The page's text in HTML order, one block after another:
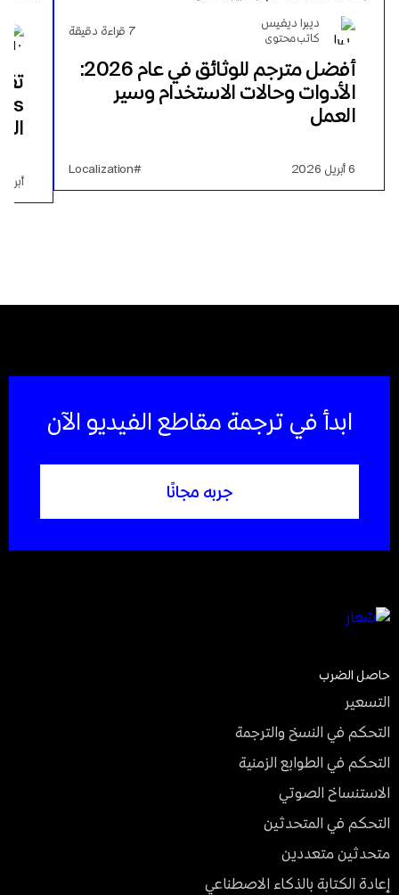
ديبرا ديفيس
كاتب محتوى
7 قراءة دقيقة
أفضل مترجم للوثائق في عام 2026:
الأدوات وحالات الاستخدام وسير
العمل
6 أبريل 2026 #Localization
أبريل 23, 2025
ابدأ في ترجمة مقاطع الفيديو الآن
جربه مجانًا
حاصل الضرب
التسعير
التحكم في النسخ والترجمة
التحكم في الطوابع الزمنية
الاستنساخ الصوتي
التحكم في المتحدثين
متحدثين متعددين
إعادة الكتابة بالذكاء الاصطناعي